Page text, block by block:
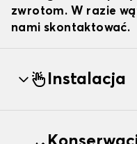
zwrotom. W razie
nami skontaktować.
Instalacja